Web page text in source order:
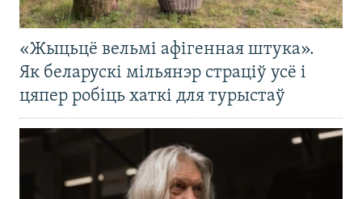
«Жыцьцё вельмі афігенная штука».
Як беларускі мільянэр страціў усё і
цяпер робіць хаткі для турыстаў